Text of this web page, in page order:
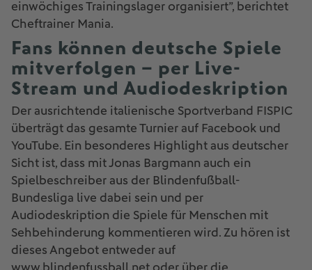
einwöchiges Trainingslager organisiert”, berichtet
Cheftrainer Mania.
Fans können deutsche Spiele
mitverfolgen – per Live-
Stream und Audiodeskription
Der ausrichtende italienische Sportverband FISPIC
überträgt das gesamte Turnier auf Facebook und
YouTube. Ein besonderes Highlight aus deutscher
Sicht ist, dass mit Jonas Bargmann auch ein
Spielbeschreiber aus der Blindenfußball-
Bundesliga live dabei sein und per
Audiodeskription die Spiele für Menschen mit
Sehbehinderung kommentieren wird. Zu hören ist
dieses Angebot entweder auf